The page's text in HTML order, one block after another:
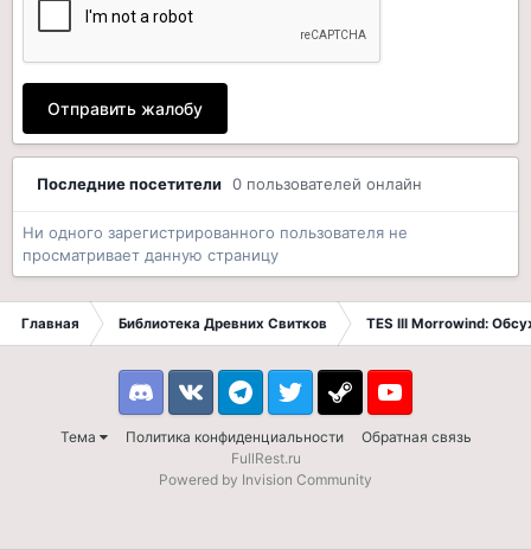
Отправить жалобу
Последние посетители 0 пользователей онлайн
Ни одного зарегистрированного пользователя не
просматривает данную страницу
Главная Библиотека Древних Свитков TES III Morrowind:
Тема Политика конфиденциальности Обратная связь
DiscordVK TelegramTwitter Steam Youtube
FullRest.ru
Powered by Invision Community